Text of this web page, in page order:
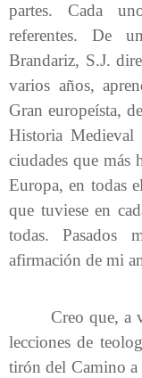
partes. Cada
referentes. De
Brandariz, S.J.
varios años,
Gran europeísta,
Historia
ciudades que más
Europa, en todas
que tuviese en
todas. Pasados
afirmación de mi
Creo que, a
lecciones de
tirón del Camino a